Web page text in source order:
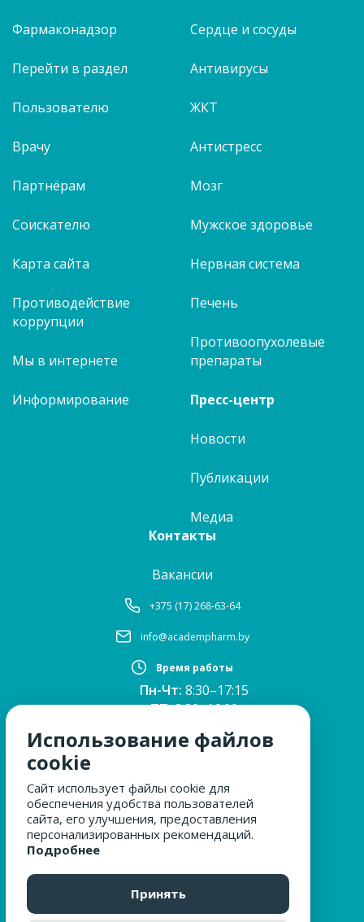
Фармаконадзор
Перейти в раздел
Пользователю
Врачу
Партнёрам
Соискателю
Карта сайта
Противодействие
коррупции
Мы в интернете
Информирование
Сердце и сосуды
Антивирусы
ЖКТ
Антистресс
Мозг
Мужское здоровье
Нервная система
Печень
Противоопухолевые
препараты
Пресс-центр
Новости
Публикации
Медиа
Контакты
Вакансии
+375 (17) 268-63-64
info@academpharm.by
Время работы
Пн-Чт: 8:30–17:15
ПТ:8:30–16:00
12:30–13:00
Сб, Вс:выходные
МЫ ЗА БЕЗОПАСНОСТЬ
ОБРАЩЕНИЯ ГРАЖДАН
Использование файлов
cookie
Сайт использует файлы cookie для
обеспечения удобства пользователей
сайта, его улучшения, предоставления
персонализированных рекомендаций.
Подробнее
Принять